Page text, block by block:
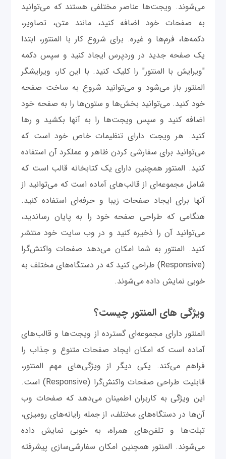
می‌شوند. ویجت‌ها عناصر مختلفی هستند که می‌توانید
به صفحات خود اضافه کنید، مانند متن، تصاویر،
دکمه‌ها، فرم‌ها و غیره. برای شروع کار با المنتور، ابتدا
یک صفحه جدید در وردپرس ایجاد کنید و سپس دکمه
"ویرایش با المنتور" را کلیک کنید. با این کار، ویرایشگر
المنتور باز می‌شود و می‌توانید شروع به ساخت صفحه
خود کنید. می‌توانید بخش‌ها و ستون‌ها را به صفحه خود
اضافه کنید و سپس ویجت‌ها را به آنها بکشید و رها
کنید. هر ویجت دارای تنظیمات خاص خود است که
می‌توانید برای سفارشی کردن ظاهر و عملکرد آن استفاده
کنید. المنتور همچنین دارای یک کتابخانه قالب است که
شامل مجموعه‌ای از قالب‌های آماده است که می‌توانید از
آنها برای ایجاد صفحات زیبا و حرفه‌ای استفاده کنید.
هنگامی که طراحی صفحه خود را به پایان رساندید،
می‌توانید آن را ذخیره کنید و در وب سایت خود منتشر
کنید. المنتور به شما امکان می‌دهد صفحات واکنش‌گرا
(Responsive) طراحی کنید که در دستگاه‌های مختلف به
خوبی نمایش داده می‌شوند.
ویژگی های المنتور چیست؟
المنتور دارای مجموعه‌ای گسترده از ویجت‌ها و قالب‌های
آماده است که امکان ایجاد صفحات متنوع و جذاب را
فراهم می‌کند. یکی دیگر از ویژگی‌های مهم المنتور،
قابلیت طراحی صفحات واکنش‌گرا (Responsive) است.
این ویژگی به کاربران اطمینان می‌دهد که صفحات وب
آن‌ها در دستگاه‌های مختلف، از جمله رایانه‌های رومیزی،
تبلت‌ها و تلفن‌های همراه، به خوبی نمایش داده
می‌شوند. المنتور همچنین امکان سفارشی‌سازی پیشرفته